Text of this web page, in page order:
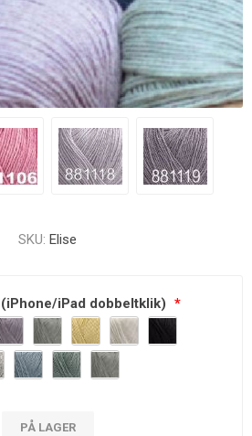
SKU: Elise
iPad dobbeltklik) *
PÅ LAGER